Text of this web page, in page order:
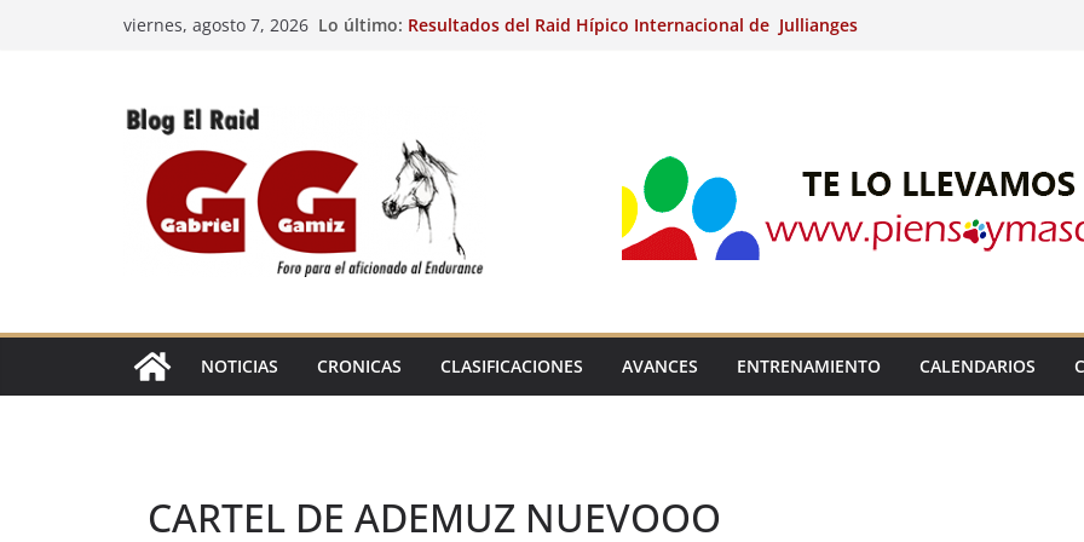
viernes, agosto 7, 2026 Lo último: Resultados del Raid Hípico Internacional de Jullianges
Caballos Jóvenes de Raid.
Raid Hípico Eladina Kung (Badajoz).
EL
NOTICIAS CRONICAS CLASIFICACIONES AVANCES ENTRENAMIENTO CALENDARIOS
CARTEL DE ADEMUZ NUEVOOO